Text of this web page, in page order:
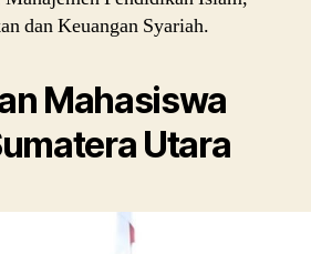
dan Keuangan Syariah.
Mahasiswa
Utara